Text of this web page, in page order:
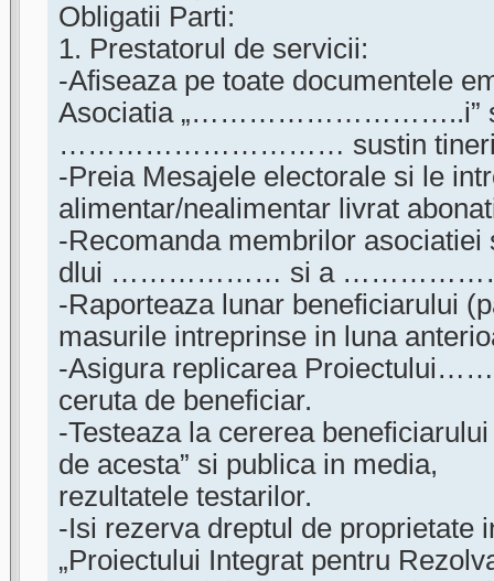
Obligatii Parti:
1. Prestatorul de servicii:
-Afiseaza pe toate documentele
Asociatia „………………………..i”
………………………… sustin tinerii si
-Preia Mesajele electorale si le
alimentar/nealimentar livrat
-Recomanda membrilor asociatiei
dlui ……………… si a
-Raporteaza lunar beneficiarului
masurile intreprinse in luna
-Asigura replicarea
ceruta de beneficiar.
-Testeaza la cererea
de acesta” si publica in media,
rezultatele testarilor.
-Isi rezerva dreptul de proprietate
„Proiectului Integrat pentru